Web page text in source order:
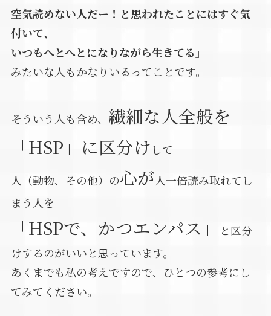
空気読めない人だー！と思われたことにはすぐ気
付いて、
いつもへとへとになりながら生きてる」
みたいな人もかなりいるってことです。
そういう人も含め、 繊細な人全般を
「HSP」に区分け して
人（動物、その他）の心が人一倍読み取れてし
まう人を
「HSPで、かつエンパス」
と区分
けするのがいいと思っています。
あくまでも私の考えですので、ひとつの参考にし
てみてください。